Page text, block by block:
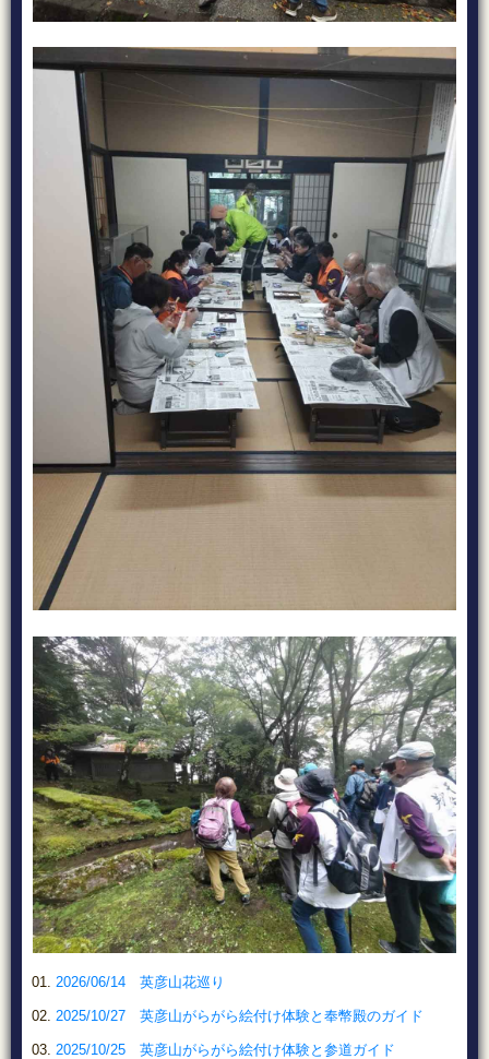
2026/06/14 英彦山花巡り
2025/10/27 英彦山がらがら絵付け体験と奉幣殿のガイド
2025/10/25 英彦山がらがら絵付け体験と参道ガイド